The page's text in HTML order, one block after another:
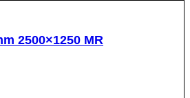
2500×1250 MR